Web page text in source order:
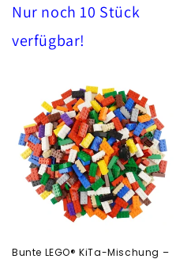
Nur noch 10 Stück
verfügbar!
Bunte LEGO® KiTa-Mischung –